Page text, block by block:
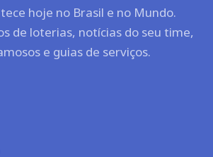
hoje no Brasil e no Mundo.
de loterias, notícias do seu time,
e guias de serviços.